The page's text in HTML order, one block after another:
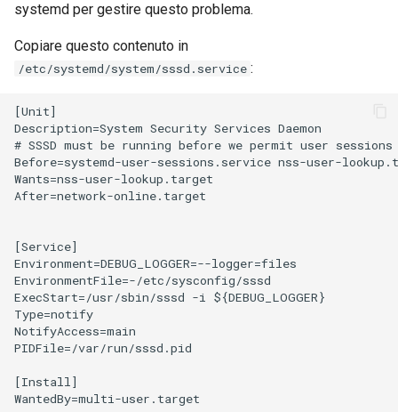
systemd per gestire questo problema.
Copiare questo contenuto in
/etc/systemd/system/sssd.service :
[Unit]
Description=System Security Services Daemon
# SSSD must be running before we permit user sessions
Before=systemd-user-sessions.service nss-user-
Wants=nss-user-lookup.target
After=network-online.target
[Service]
Environment=DEBUG_LOGGER=--logger=files
EnvironmentFile=-/etc/sysconfig/sssd
ExecStart=/usr/sbin/sssd -i ${DEBUG_LOGGER}
Type=notify
NotifyAccess=main
PIDFile=/var/run/sssd.pid
[Install]